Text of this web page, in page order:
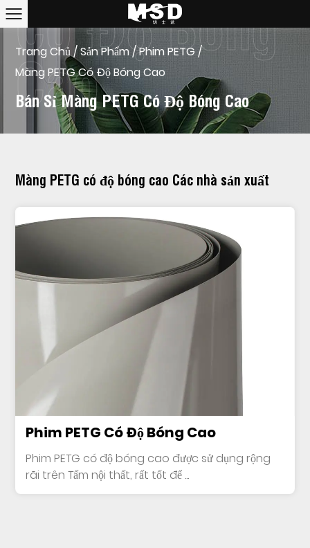
Trang Chủ/Sản Phẩm/Phim PETG /
Màng PETG Có Độ Bóng Cao
Bán Sỉ Màng PETG Có Độ Bóng Cao
Màng PETG có độ bóng cao Các nhà sản xuất
Phim PETG Có Độ Bóng Cao
Phim PETG có độ bóng cao được sử dụng rộng
rãi trên Tấm nội thất, rất tốt để ...